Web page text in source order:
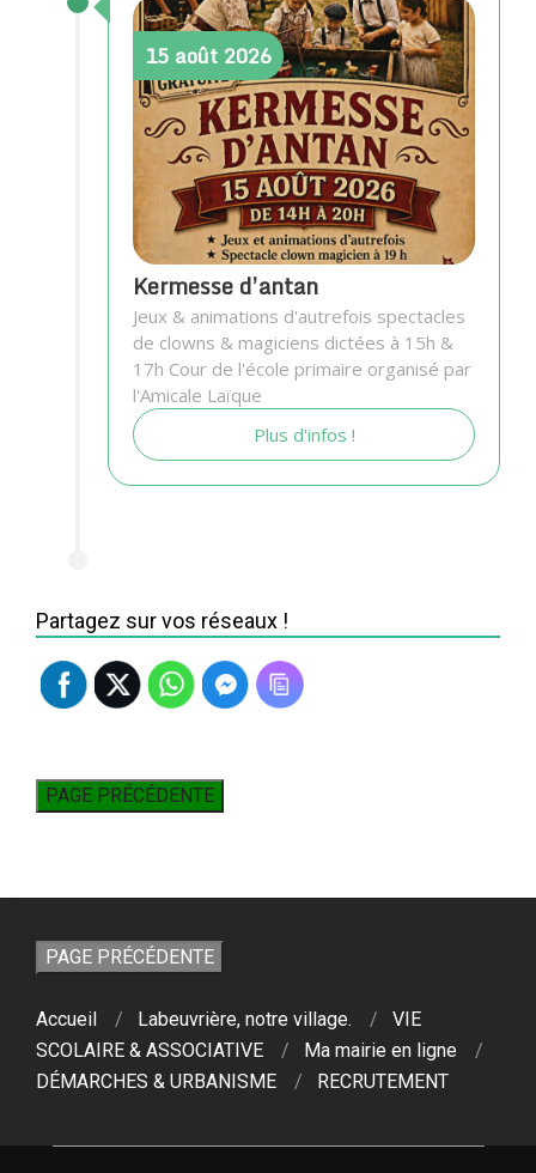
15 août 2026
Kermesse d’antan
Jeux & animations d'autrefois spectacles
de clowns & magiciens dictées à 15h &
17h Cour de l'école primaire organisé par
l'Amicale Laïque
Plus d'infos !
Partagez sur vos réseaux !
Accueil Labeuvrière, notre village.
VIE
SCOLAIRE & ASSOCIATIVE
Ma mairie en ligne
DÉMARCHES & URBANISME
RECRUTEMENT